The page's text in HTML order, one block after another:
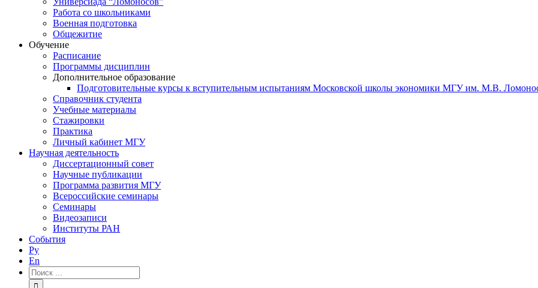
Работа со школьниками
Военная подготовка
Общежитие
Обучение
Расписание
Программы дисциплин
Дополнительное образование
Подготовительные курсы к вступительным испытаниям Московской школы экономики МГУ им. М.В.
Справочник студента
Учебные материалы
Стажировки
Практика
Личный кабинет МГУ
Научная деятельность
Диссертационный совет
Научные публикации
Программа развития МГУ
Всероссийские семинары
Семинары
Видеозаписи
Институты РАН
События
Ру
En
Результат
поиска: